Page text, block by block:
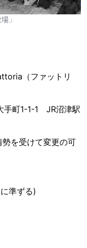
」
（ファットリ
手町1-1-1 JR沼津駅
を受けて変更の可
準ずる)